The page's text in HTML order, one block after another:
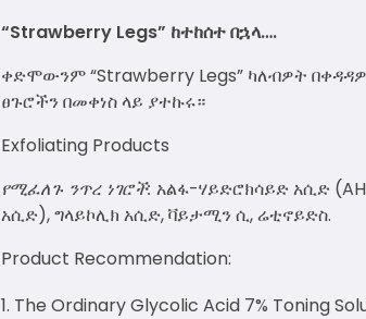
“Strawberry Legs” ከተከሰተ በኋላ….
ቀድሞውንም “Strawberry Legs” ካለብዎት
ፀጉሮችን በመቀነስ ላይ ያተኩሩ።
Exfoliating Products
የሚፈለጉ ንጥረ ነገሮች: አልፋ-ሃይድሮክሳይድ አሲድ
አሲድ), ግላይኮሊክ አሲድ, ቫይታሚን ሲ, ሬቲኖይድስ.
Product Recommendation:
The Ordinary Glycolic Acid 7% Toning